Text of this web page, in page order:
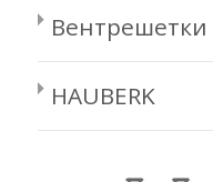
Вентрешетки
HAUBERK